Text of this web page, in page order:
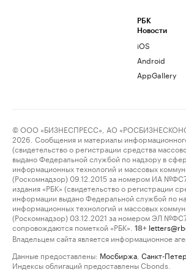
РБК
Новости
iOS
Android
AppGallery
© ООО «БИЗНЕСПРЕСС», АО
2026. Сообщения и материалы
(свидетельство о регистрации средства
выдано Федеральной службой по надзору в
информационных технологий и массовых
(Роскомнадзор) 09.12.2015 за номером ИА
издания «РБК» (свидетельство о регистрации
информации выдано Федеральной службой по
информационных технологий и массовых
(Роскомнадзор) 03.12.2021 за номером ЭЛ
сопровождаются пометкой «РБК».
18+
Владельцем сайта является информационное
Данные предоставлены: Мосбиржа Санкт-
Индексы облигаций предоставлены Cbonds.